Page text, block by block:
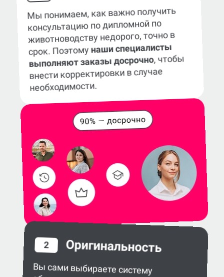
Мы понимаем, как важно получить
консультацию по дипломной по
животноводству недорого, точно в
срок. Поэтомунаши специалисты
выполняют заказы досрочно, чтобы
внести корректировки в случае
необходимости.
2 Оригинальность
Вы сами выбираете систему
обнаружения заимствований
в работе — eTXT, «Антиплагиат»